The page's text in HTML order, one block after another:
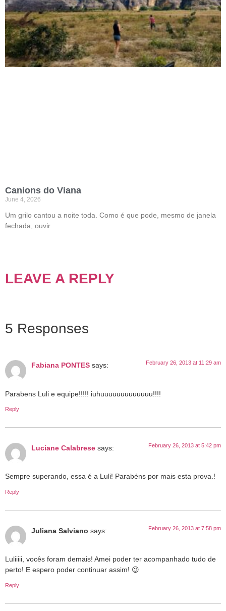
Canions do Viana
June 4, 2026
Um grilo cantou a noite toda. Como é que pode, mesmo de janela
fechada, ouvir
LEAVE A REPLY
5 Responses
Fabiana PONTES says: February 26, 2013 at 11:29 am
Parabens Luli e equipe!!!!! iuhuuuuuuuuuuuuu!!!!
Reply
Luciane Calabrese says: February 26, 2013 at 5:42 pm
Sempre superando, essa é a Luli! Parabéns por mais esta prova.!
Reply
Juliana Salviano says: February 26, 2013 at 7:58 pm
Luliiiii, vocês foram demais! Amei poder ter acompanhado tudo de
perto! E espero poder continuar assim! 😉
Reply